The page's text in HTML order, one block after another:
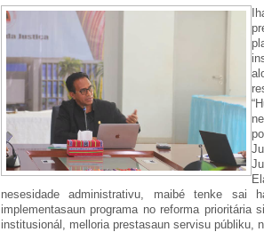
nesesidade administrativu, maibé tenke sai
implementasaun programa no reforma
institusionál, melloria prestasaun servisu públiku,